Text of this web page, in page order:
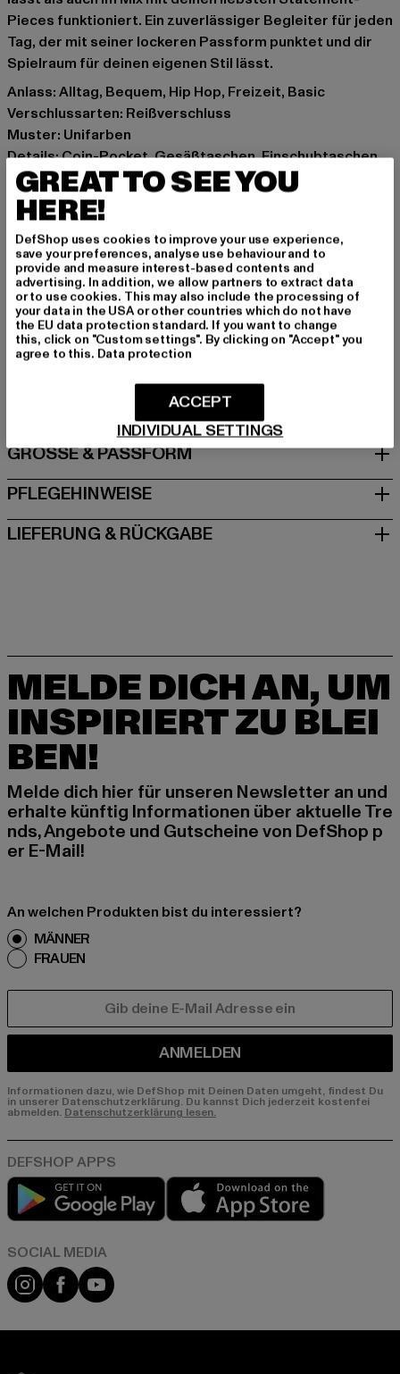
Pieces funktioniert. Ein zuverlässiger Begleiter für jeden
Tag, der mit seiner lockeren Passform punktet und dir
Spielraum für deinen eigenen Stil lässt.
Anlass: Alltag, Bequem, Hip Hop, Freizeit, Basic
Verschlussarten: Reißverschluss
Muster: Unifarben
Details: Coin-Pocket, Gesäßtaschen, Einschubtaschen
Schnitt: Baggy
Marke: DEF
Kat.: Baggys
Farbe: schwarz
Hersteller Farbe: black
Materialzusammensetzung: 100% Baumwolle
Art.Nr: DFJS198-00007
Hersteller: TB International GmbH |info@tbint.de
GRÖSSE & PASSFORM
PFLEGEHINWEISE
LIEFERUNG & RÜCKGABE
MELDE DICH AN, UM
INSPIRIERT ZU BLEI
BEN!
Melde dich hier für unseren Newsletter an und
erhalte künftig Informationen über aktuelle Tre
nds, Angebote und Gutscheine von DefShop p
er E-Mail!
An welchen Produkten bist du interessiert?
MÄNNER
FRAUEN
ANMELDEN
Informationen dazu, wie DefShop mit Deinen Daten umgeht, findest Du
in unserer Datenschutzerklärung. Du kannst Dich jederzeit kostenfei
abmelden. Datenschutzerklärung lesen.
Play market
Instagram
FacebookYouTube
GREAT TO SEE YOU
HERE!
DefShop uses cookies to improve your use experience,
save your preferences, analyse use behaviour and to
provide and measure interest-based contents and
advertising. In addition, we allow partners to extract data
or to use cookies. This may also include the processing of
your data in the USA or other countries which do not have
the EU data protection standard. If you want to change
this, click on "Custom settings". By clicking on "Accept" you
agree to this. Data protection
INDIVIDUAL SETTINGS
ACCEPT